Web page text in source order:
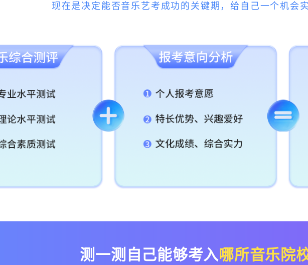
现在是决定能否音乐艺考成功的关键期，给自己一个机会
测一测自己能够考入哪所音乐院